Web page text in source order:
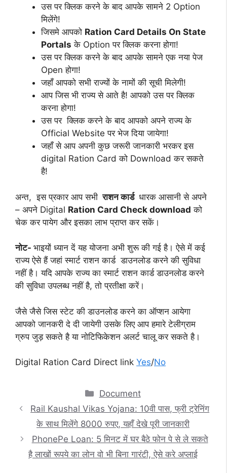
उस पर क्लिक करने के बाद आपके सामने 2 Option
मिलेंगे!
जिसमे आपको Ration Card Details On State
Portals के Option पर क्लिक करना होगा!
उस पर क्लिक करने के बाद आपके सामने एक नया पेज
Open होगा!
जहाँ आपको सभी राज्यों के नामों की सूची मिलेगी!
आप जिस भी राज्य से आते है! आपको उस पर क्लिक
करना होगा!
उस पर क्लिक करने के बाद आपको अपने राज्य के
Official Website पर भेज दिया जायेगा!
जहाँ से आप अपनी कुछ जरूरी जानकारी भरकर इस
digital Ration Card को Download कर सकते
है!
अन्त, इस प्रकार आप सभी राशन कार्ड धारक आसानी से अपने
– अपने Digital Ration Card Check download को
चेक कर पायेग और इसका लाभ प्राप्त कर सकें।
नोट- भाइयों ध्यान दें यह योजना अभी शुरू की गई है। ऐसे में कई
राज्य ऐसे हैं जहां स्मार्ट राशन कार्ड डाउनलोड करने की सुविधा
नहीं है। यदि आपके राज्य का स्मार्ट राशन कार्ड डाउनलोड करने
की सुविधा उपलब्ध नहीं है, तो प्रतीक्षा करें।
जैसे जैसे जिस स्टेट की डाउनलोड करने का ऑप्शन आयेगा
आपको जानकरी दे दी जायेगी उसके लिए आप हमारे टेलीग्राम
ग्रुप जुड़ सकते है या नोटिफिकेशन अलर्ट चालू कर सकते है।
Digital Ration Card Direct link Yes/No
Categories
Document
Rail Kaushal Vikas Yojana: 10वी पास, फ्री ट्रेनिंग
के साथ मिलेंगे 8000 रुपए, यहाँ देखे पूरी जानकारी
PhonePe Loan: 5 मिनट में घर बैठे फोन पे से ले सकते
है लाखों रूपये का लोन वो भी बिना गारंटी, ऐसे करे अप्लाई